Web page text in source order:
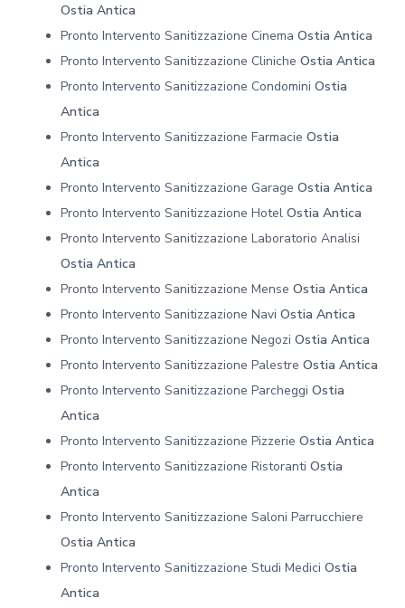
Ostia Antica
Pronto Intervento Sanitizzazione Cinema Ostia Antica
Pronto Intervento Sanitizzazione Cliniche Ostia Antica
Pronto Intervento Sanitizzazione Condomini Ostia
Antica
Pronto Intervento Sanitizzazione Farmacie Ostia
Antica
Pronto Intervento Sanitizzazione Garage Ostia Antica
Pronto Intervento Sanitizzazione Hotel Ostia Antica
Pronto Intervento Sanitizzazione Laboratorio Analisi
Ostia Antica
Pronto Intervento Sanitizzazione Mense Ostia Antica
Pronto Intervento Sanitizzazione Navi Ostia Antica
Pronto Intervento Sanitizzazione Negozi Ostia Antica
Pronto Intervento Sanitizzazione Palestre Ostia Antica
Pronto Intervento Sanitizzazione Parcheggi Ostia
Antica
Pronto Intervento Sanitizzazione Pizzerie Ostia Antica
Pronto Intervento Sanitizzazione Ristoranti Ostia
Antica
Pronto Intervento Sanitizzazione Saloni Parrucchiere
Ostia Antica
Pronto Intervento Sanitizzazione Studi Medici Ostia
Antica